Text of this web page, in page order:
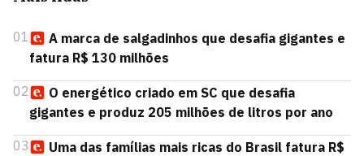
01
A marca de salgadinhos que desafia gigantes e
fatura R$ 130 milhões
02
O energético criado em SC que desafia
gigantes e produz 205 milhões de litros por ano
03
Uma das famílias mais ricas do Brasil fatura R$